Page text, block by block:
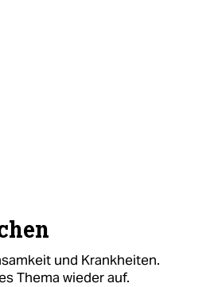
und Krankheiten.
Thema wieder auf.